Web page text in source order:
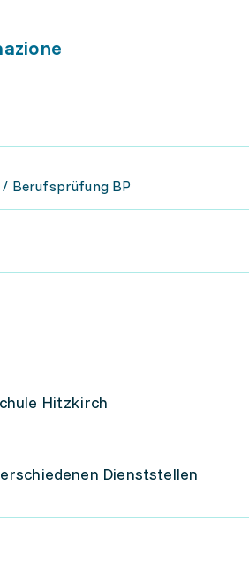
/ Berufsprüfung BP
Hitzkirch
Dienststellen